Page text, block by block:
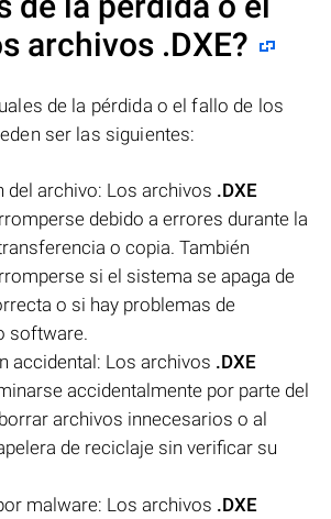
archivos .DXE?
de la pérdida o el fallo de los
ser las siguientes:
del archivo: Los archivos .DXE
debido a errores durante la
o copia. También
si el sistema se apaga de
o si hay problemas de
software.
accidental: Los archivos .DXE
accidentalmente por parte del
archivos innecesarios o al
de reciclaje sin verificar su
malware: Los archivos .DXE